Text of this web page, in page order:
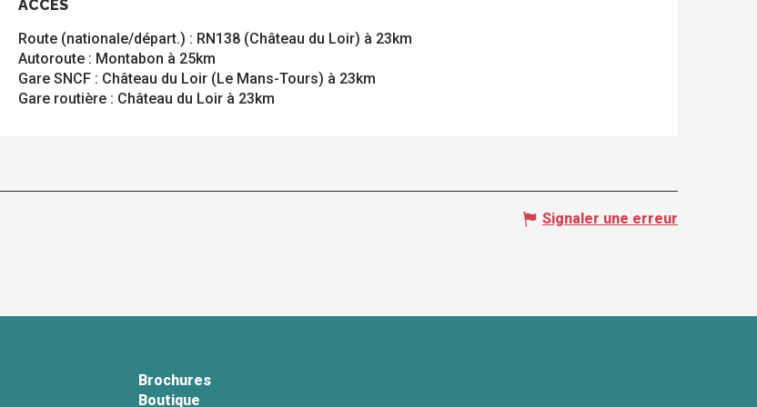
ACCÈS
ACCÈS
Route (nationale/départ.) : RN138 (Château du Loir) à 23km
Autoroute : Montabon à 25km
Gare SNCF : Château du Loir (Le Mans-Tours) à 23km
Gare routière : Château du Loir à 23km
Signaler une erreur
Brochures
Boutique